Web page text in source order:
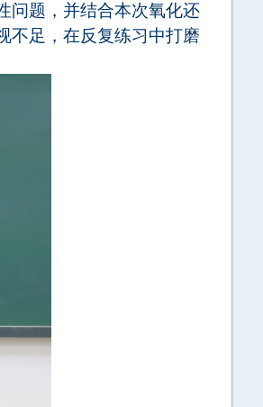
问题，并结合本次氧化还
不足，在反复练习中打磨